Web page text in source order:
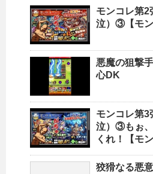
モンコレ第2
泣）③【モン
悪魔の狙撃
心DK
モンコレ第3
泣）③もぉ
くれ！【モ
狡猾なる悪